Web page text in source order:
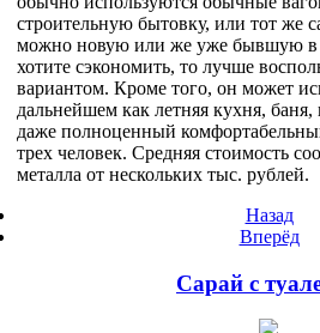
строительную бытовку, или тот же
можно новую или же уже бывшую в
хотите сэкономить, то лучше
вариантом. Кроме того, он может
дальнейшем как летняя кухня,
даже полноценный
трех человек. Средняя стоимость
металла от нескольких тыс. рублей.
Назад
Вперёд
Сарай с